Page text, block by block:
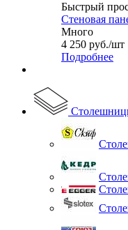
Быстрый
Стеновая
Много
4 250 руб./шт
Подробнее